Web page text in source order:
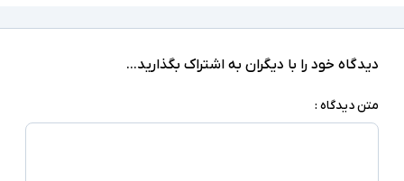
دیدگاه خود را با دیگران به اشتراک بگذارید...
متن دیدگاه :